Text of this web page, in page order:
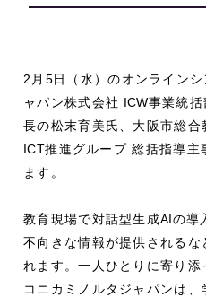
2月 5日（水）のオンライン
ャパン株式会社 ICW事業統
長の松末育美氏、大阪市総
ICT推進グループ 総括指導主
ます。
教育現場で対話型生成AIの導
不向きな情報が提供されるな
れます。一人ひとりに寄り添
コニカミノルタジャパンは